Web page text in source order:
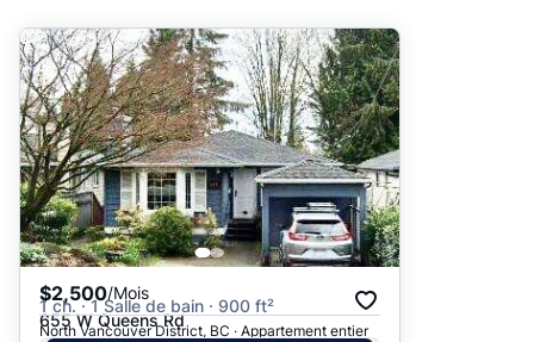
Suggéré
Date: les plus récents d’abord
Date: les plus anciens d’abord
Prix - $$$ à $
Prix - $ à $$$
$2,500/Mois
1 ch. · 1 Salle de bain · 900 ft²
655 W Queens Rd
North Vancouver District, BC · Appartement entier